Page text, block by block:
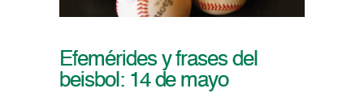
Efemérides y frases del
beisbol: 14 de mayo